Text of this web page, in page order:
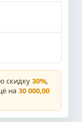
скидку30%,
на 30 000,00